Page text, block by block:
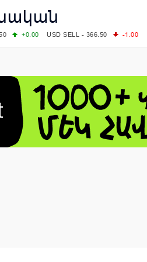
+0.00 USD SELL - 366.50
-1.00
- 1765.90
- 3184.00
-0.27 COPPER - 13791.00
+0.09 TIN - 55268.00
+2.50
-1.00 ZINC - 3643.00
+1.43
- 157.68
+0.12 EUR/GBP - 1.1548
- 1.1548
+0.11 GBP/USD - 1.3459